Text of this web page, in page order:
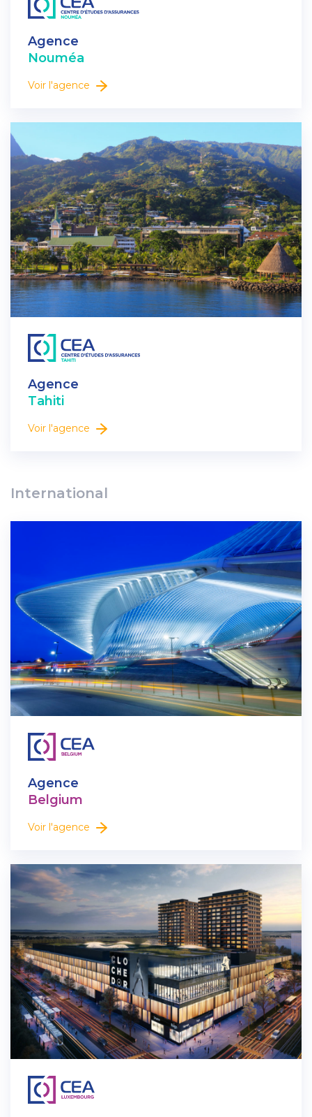
Agence
Nouméa
Voir l'agence
Agence
Tahiti
Voir l'agence
International
Agence
Belgium
Voir l'agence